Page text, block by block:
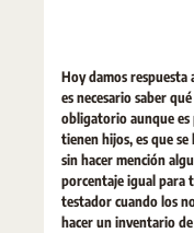
Hoy damos
es necesario saber
obligatorio aunque es
tienen hijos, es que
sin hacer mención
porcentaje igual para
testador cuando los
hacer un inventario